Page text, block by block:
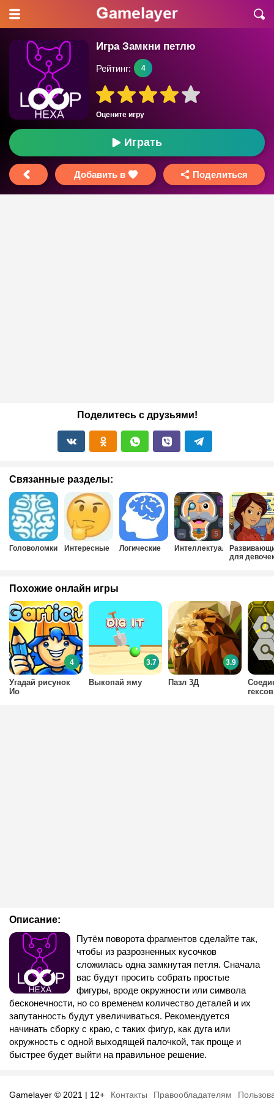
Игра Замкни петлю
Оцените игру
Рейтинг: 4
Играть
Добавить в Поделиться
Поделитесь с друзьями!
Связанные разделы:
Головоломки Интересные Логические Интеллектуальные
для
Описание:
Путём поворота фрагментов сделайте так,
чтобы из разрозненных кусочков
сложилась одна замкнутая петля. Сначала
вас будут просить собрать простые
фигуры, вроде окружности или символа
бесконечности, но со временем количество деталей и их
запутанность будут увеличиваться. Рекомендуется
начинать сборку с краю, с таких фигур, как дуга или
окружность с одной выходящей палочкой, так проще и
быстрее будет выйти на правильное решение.
Похожие онлайн игры
Угадай рисунок
Ио
4
Выкопай яму
3.7
Пазл 3Д
3.9
гексов
Gamelayer © 2021 | 12+ Контакты Правообладателям